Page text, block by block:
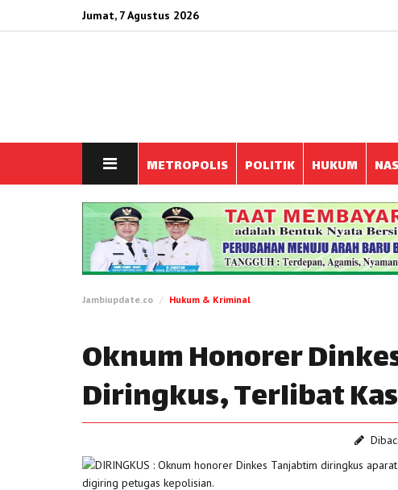
Jumat, 7 Agustus 2026
METROPOLIS POLITIK HUKUM
Jambiupdate.co Hukum & Kriminal
Oknum Honorer
Diringkus, Terlibat